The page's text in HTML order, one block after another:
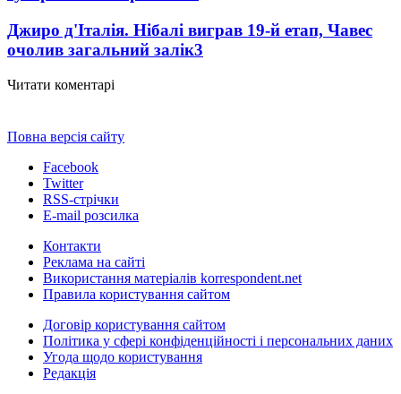
Джиро д'Італія. Нібалі виграв 19-й етап, Чавес
очолив загальний залік3
Читати коментарі
Повна версія сайту
Facebook
Twitter
RSS-стрічки
E-mail розсилка
Контакти
Реклама на сайті
Використання матеріалів korrespondent.net
Правила користування сайтом
Договір користування сайтом
Політика у сфері конфіденційності і персональних даних
Угода щодо користування
Редакція